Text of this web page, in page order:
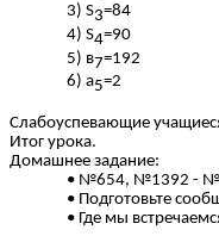
S3=84
S4=90
в7=192
а5=2
Слабоуспевающие
Итог урока.
Домашнее задание:
№654, №1392 -
Подготовьте
Где мы